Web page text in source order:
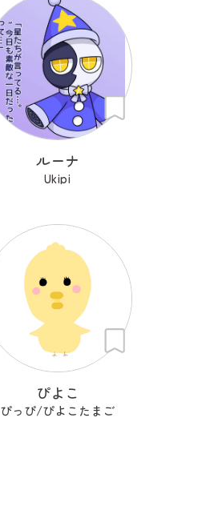
ルーナ
Ukipi
ぴよこ
ぴっぴ/ぴよこたまご